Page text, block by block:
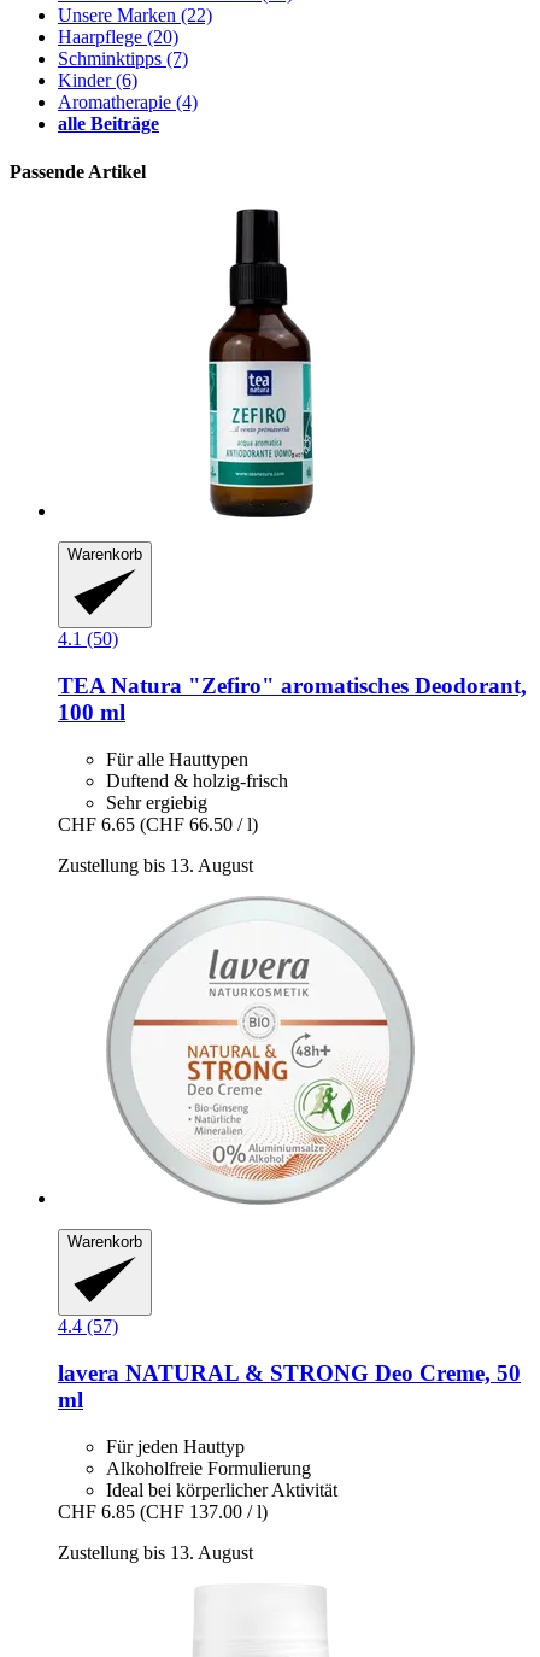
Unsere Marken (22)
Haarpflege (20)
Schminktipps (7)
Kinder(6)
Aromatherapie (4)
alle Beiträge
Passende Artikel
Warenkorb
4.1 (50)
TEA Natura "Zefiro" aromatisches Deodorant,
100 ml
Für alle Hauttypen
Duftend & holzig-frisch
Sehr ergiebig
CHF 6.65 (CHF 66.50 / l)
Zustellung bis 13. August
Warenkorb
4.4 (57)
lavera NATURAL & STRONG Deo Creme, 50
ml
Für jeden Hauttyp
Alkoholfreie Formulierung
Ideal bei körperlicher Aktivität
CHF 6.85 (CHF 137.00 / l)
Zustellung bis 13. August